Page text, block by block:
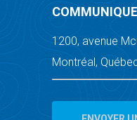
1200, avenue
Montréal,